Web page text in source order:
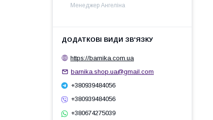
Менеджер Ангеліна
https://barnika.com.ua
barnika.shop.ua@gmail.com
+380939484056
+380939484056
+380674275039